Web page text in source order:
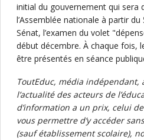
initial du gouvernement qui sera
l’Assemblée nationale à partir
Sénat, l’examen du volet
début décembre. À chaque fois,
être présentés en séance
ToutEduc, média indépendant,
l’actualité des acteurs de
d’information a un prix, celui
vous permettre d’y accéder
(sauf établissement scolaire),